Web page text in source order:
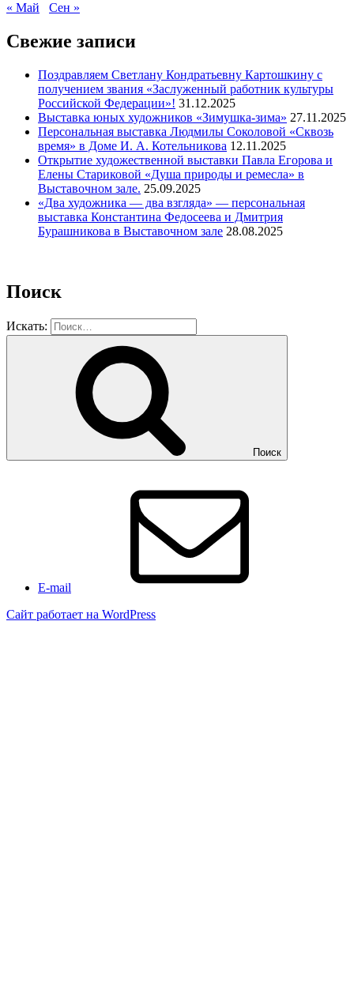
« Май
Сен »
Свежие записи
Поздравляем Светлану Кондратьевну Картошкину с
получением звания «Заслуженный работник культуры
Российской Федерации»! 31.12.2025
Выставка юных художников «Зимушка-зима» 27.11.2025
Персональная выставка Людмилы Соколовой «Сквозь
время» в Доме И. А. Котельникова 12.11.2025
Открытие художественной выставки Павла Егорова и
Елены Стариковой «Душа природы и ремесла» в
Выставочном зале. 25.09.2025
«Два художника — два взгляда» — персональная
выставка Константина Федосеева и Дмитрия
Бурашникова в Выставочном зале 28.08.2025
Поиск
Искать:
Поиск
E-mail
Сайт работает на WordPress